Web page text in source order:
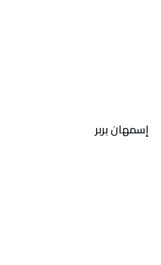
إسمهان بربر